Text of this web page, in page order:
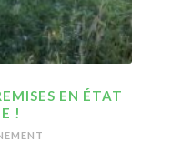
EN ÉTAT
!